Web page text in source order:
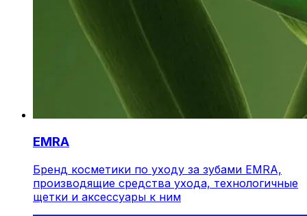
EMRA
Бренд косметики по уходу за зубами EMRA,
производящие средства ухода, технологичные
щетки и аксессуары к ним